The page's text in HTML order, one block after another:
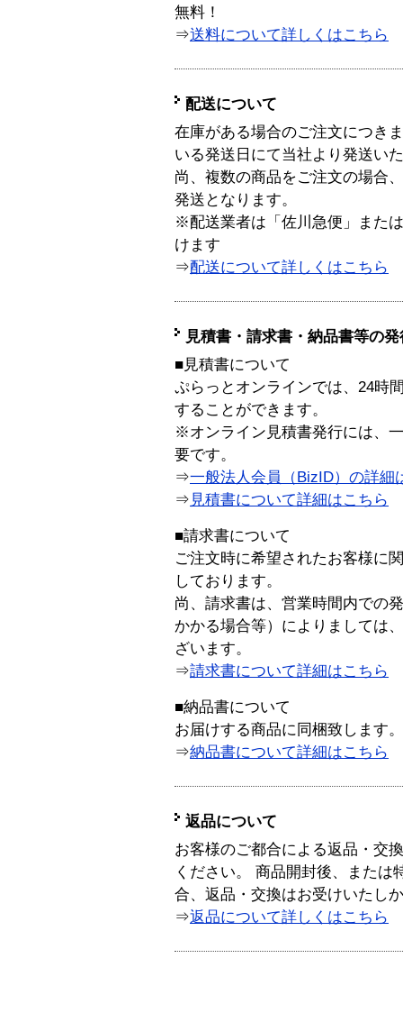
無料！
⇒送料について詳しくはこちら
配送について
在庫がある場合のご注文につき
いる発送日にて当社より発送い
尚、複数の商品をご注文の場合
発送となります。
※配送業者は「佐川急便」また
けます
⇒配送について詳しくはこちら
見積書・請求書・納品書等の
■見積書について
ぷらっとオンラインでは、24時
することができます。
※オンライン見積書発行には、
要です。
⇒一般法人会員（BizID）の詳細
⇒ 見積書について詳細はこちら
■請求書について
ご注文時に希望されたお客様に
しております。
尚、請求書は、営業時間内での
かかる場合等）によりましては
ざいます。
⇒請求書について詳細はこちら
■納品書について
お届けする商品に同梱致します。
⇒納品書について詳細はこちら
返品について
お客様のご都合による返品・交
ください。 商品開封後、または
合、返品・交換はお受けいたし
⇒返品について詳しくはこちら